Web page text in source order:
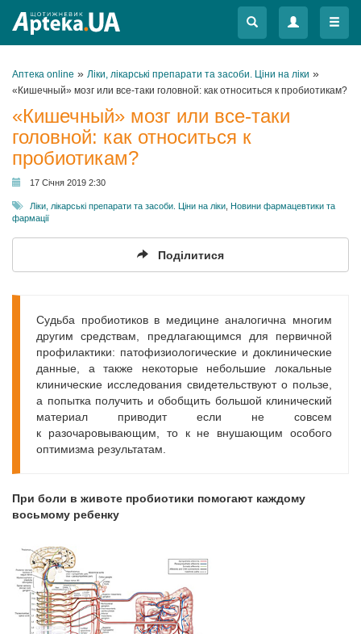
Меню
Меню
Аптека online » Ліки, лікарські препарати та засоби. Ціни на ліки »
«Кишечный» мозг или все-таки головной: как относиться к пробиотикам?
«Кишечный» мозг или все-таки
головной: как относиться к
пробиотикам?
17 Січня 2019 2:30
Ліки, лікарські препарати та засоби. Ціни на ліки Новини фармацевтики та
фармації
Поділитися
Судьба пробиотиков в медицине аналогична многим
другим средствам, предлагающимся для первичной
профилактики: патофизиологические и доклинические
данные, а также некоторые небольшие локальные
клинические исследования свидетельствуют о пользе,
а попытка получить и обобщить большой клинический
материал приводит если не совсем
к разочаровывающим, то к не внушающим особого
оптимизма результатам.
При боли в животе пробиотики помогают каждому
восьмому ребенку